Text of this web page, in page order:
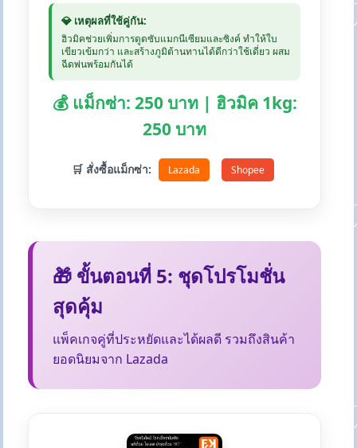
💎 เหตุผลที่ใช้คู่กัน:
ฮิวมิคช่วยเพิ่มการดูดซับแมกนีเซียมและซิงค์ ทำให้ใบ
เขียวเข้มกว่า และสร้างภูมิต้านทานได้ดีกว่าใช้เดี่ยว ผสม
ฉีดพ่นพร้อมกันได้
💰 แม็กซ่า: 250 บาท | ฮิวมิค 1kg:
250 บาท
🛒 สั่งซื้อแม็กซ่า: Lazada Shopee
🎁 ขั้นตอนที่ 5: ชุดโปรโมชั่น
สุดคุ้ม
แพ็คเกจคู่ที่ประหยัดและได้ผลดี รวมถึงสินค้า
ยอดนิยมจาก Lazada